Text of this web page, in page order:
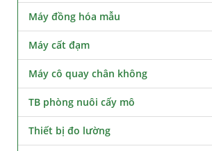
Máy đồng hóa mẫu
Máy cất đạm
Máy cô quay chân không
TB phòng nuôi cấy mô
Thiết bị đo lường